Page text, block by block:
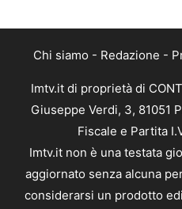
Chi siamo - Redazione -
Imtv.it di proprietà di
Giuseppe Verdi, 3, 81051
Fiscale e Partita
Imtv.it non è una testata
aggiornato senza alcuna
considerarsi un prodotto